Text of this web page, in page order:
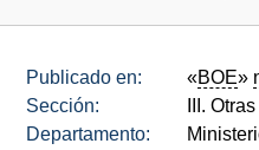
Publicado en: «BOE»
Sección:
III.
Departamento: